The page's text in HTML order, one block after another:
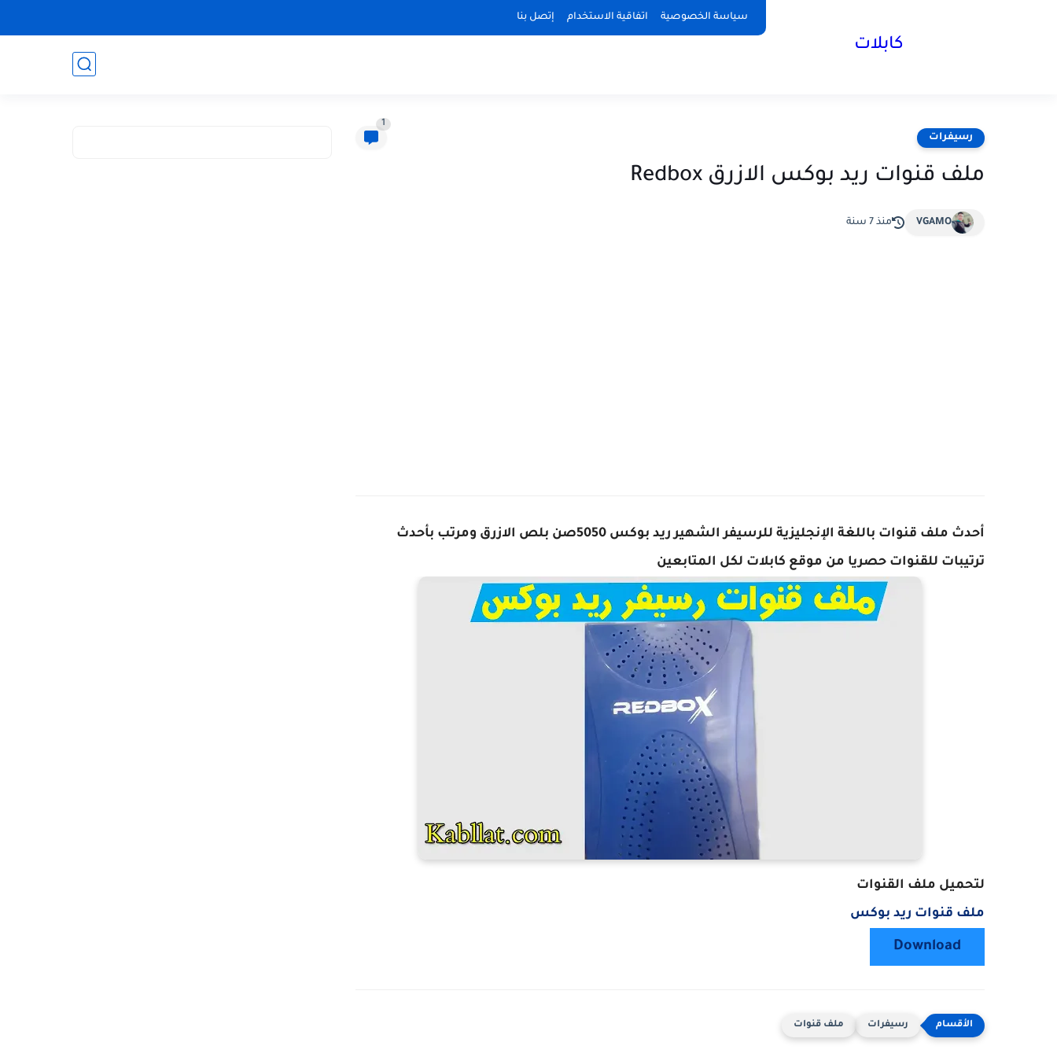
سياسة الخصوصية اتفاقية الاستخدام إتصل بنا
كابلات
رسيفرات
1
ملف قنوات ريد بوكس الازرق Redbox
VGAMO منذ 7 سنة
أحدث ملف قنوات باللغة الإنجليزية للرسيفر الشهير ريد بوكس 5050صن بلص الازرق ومرتب بأحدث
ترتيبات للقنوات حصريا من موقع كابلات لكل المتابعين
لتحميل ملف القنوات
ملف قنوات ريد بوكس
Download
رسيفرات ملف قنوات